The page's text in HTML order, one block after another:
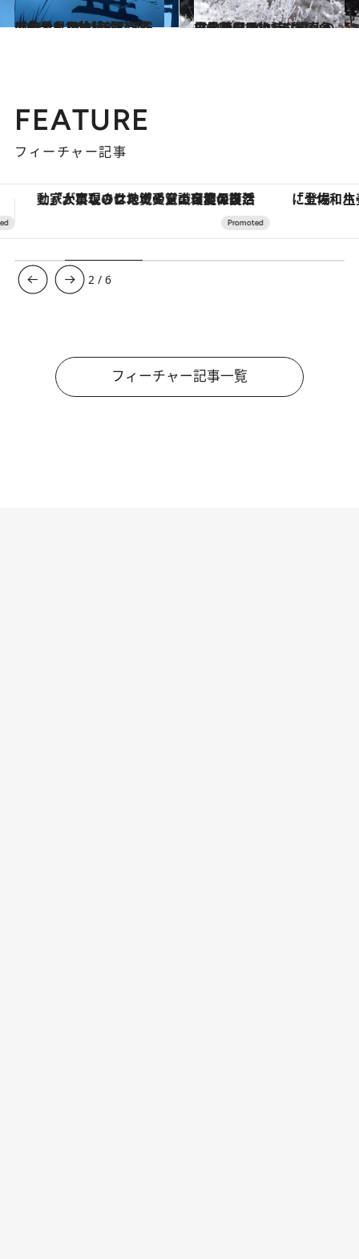
2021.12.17
【大分県 2021年版】 冬の絶景・風物詩5選 朝霧に包まれた神秘的な湖
旅＆お出かけ 2021.12.16
【長崎県 2021年版】 冬の絶景・風物詩5選 真っ白の花畑のような雲仙の霧氷
旅＆お出かけ
FEATURE
フィーチャー記事
「土佐和ハーブかき氷」がOMO7高知に登場！生姜、山椒、大葉など目にも舌にも涼を呼ぶ郷土の味 ヴァシュロン・コンスタンタ
3 /6
フィーチャー記事一覧